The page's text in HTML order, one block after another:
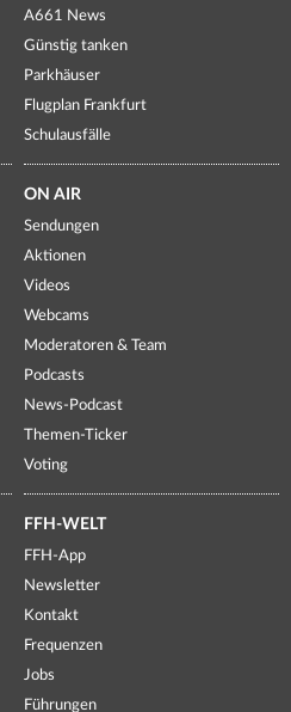
A661 News
Günstig tanken
Parkhäuser
Flugplan Frankfurt
Schulausfälle
ON AIR
Sendungen
Aktionen
Videos
Webcams
Moderatoren & Team
Podcasts
News-Podcast
Themen-Ticker
Voting
FFH-WELT
FFH-App
Newsletter
Kontakt
Frequenzen
Jobs
Führungen